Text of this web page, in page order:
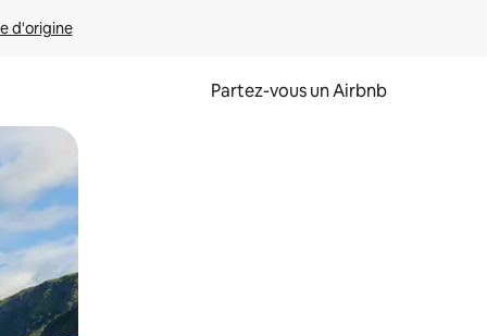
d'origine
Partez-vous un Airbnb